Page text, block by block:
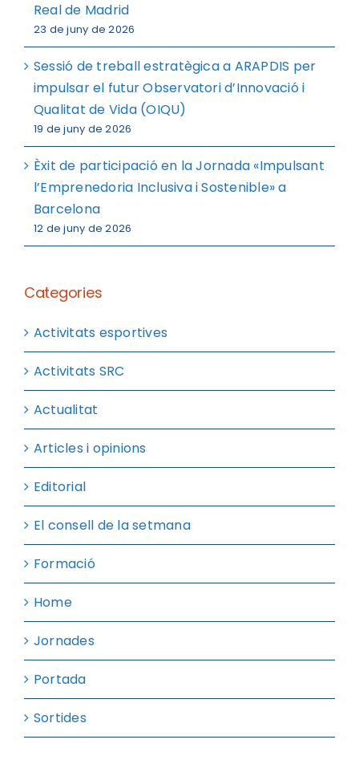
Real de Madrid
23 de juny de 2026
Sessió de treball estratègica a ARAPDIS per
impulsar el futur Observatori d’Innovació i
Qualitat de Vida (OIQU)
19 de juny de 2026
Èxit de participació en la Jornada «Impulsant
l’Emprenedoria Inclusiva i Sostenible» a
Barcelona
12 de juny de 2026
Categories
Activitats esportives
Activitats SRC
Actualitat
Articles i opinions
Editorial
El consell de la setmana
Formació
Home
Jornades
Portada
Sortides